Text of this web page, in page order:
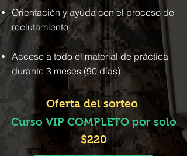
Orientación y ayuda con el proceso de
reclutamiento
Acceso a todo el material de práctica
durante 3 meses (90 días)
Oferta del sorteo
Curso VIP COMPLETO por solo
$220